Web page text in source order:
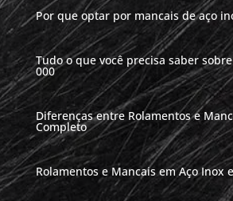
Por que optar por mancais de aço
Tudo o que você precisa saber
000
Diferenças entre Rolamentos e
Completo
Rolamentos e Mancais em Aço Inox